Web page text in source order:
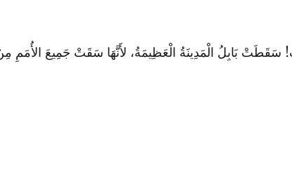
بَابِلُ الْمَدِينَةُ الْعَظِيمَةُ، لأَنَّهَا سَقَتْ جَمِيعَ الأُمَمِ مِنْ